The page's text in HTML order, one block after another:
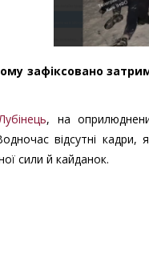
зафіксовано
, на
відсутні
сили й кайданок.